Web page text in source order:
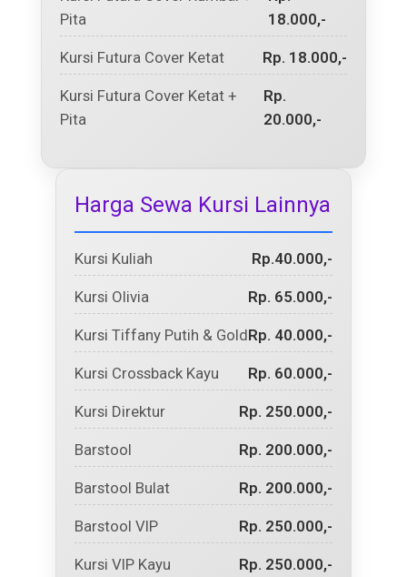
Pita
18.000,-
Kursi Futura Cover Ketat Rp. 18.000,-
Kursi Futura Cover Ketat +
Pita
Rp.
20.000,-
Harga Sewa Kursi Lainnya
Kursi Kuliah Rp.40.000,-
Kursi Olivia Rp. 65.000,-
Kursi Tiffany Putih & GoldRp. 40.000,-
Kursi Crossback Kayu Rp. 60.000,-
Kursi Direktur Rp. 250.000,-
Barstool Rp. 200.000,-
Barstool Bulat Rp. 200.000,-
Barstool VIP Rp. 250.000,-
Kursi VIP Kayu Rp. 250.000,-